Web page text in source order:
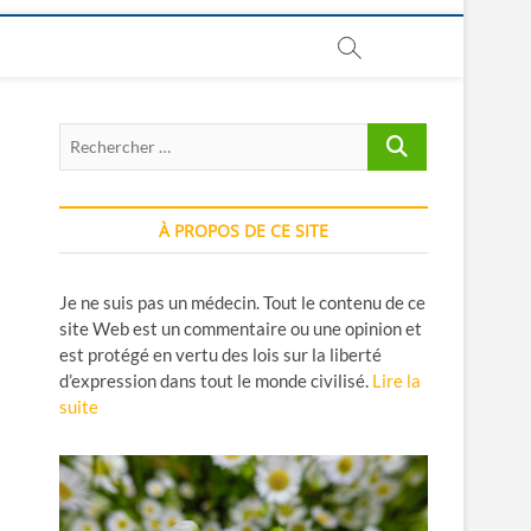
Rechercher
À PROPOS DE CE SITE
Je ne suis pas un médecin. Tout le contenu de ce
site Web est un commentaire ou une opinion et
est protégé en vertu des lois sur la liberté
d’expression dans tout le monde civilisé. Lire la
suite